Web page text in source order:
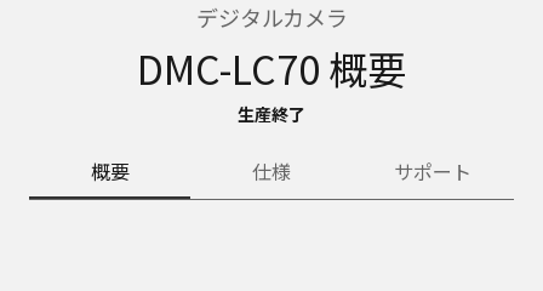
デジタルカメラ
DMC-LC70 概要
生産終了
概要 仕様 サポート